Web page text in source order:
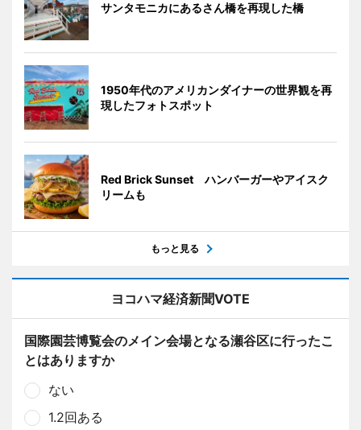
サンタモニカにあるさん橋を再現した橋
1950年代のアメリカンダイナーの世界観を再
現したフォトスポット
Red Brick Sunset ハンバーガーやアイスク
リームも
もっと見る
ヨコハマ経済新聞VOTE
国際園芸博覧会のメイン会場となる瀬谷区に行ったこ
とはありますか
ない
1.2回ある